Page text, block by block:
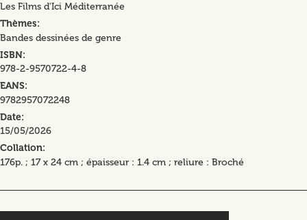
Les Films d'Ici Méditerranée
Thèmes
Bandes dessinées de genre
ISBN
978-2-9570722-4-8
EANS
9782957072248
Date
15/05/2026
Collation
176p. ; 17 x 24 cm ; épaisseur : 1.4 cm ; reliure : Broché